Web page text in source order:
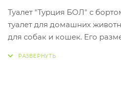
Туалет "Турция БОЛ" с
туалет для домашних
для собак и кошек. Его